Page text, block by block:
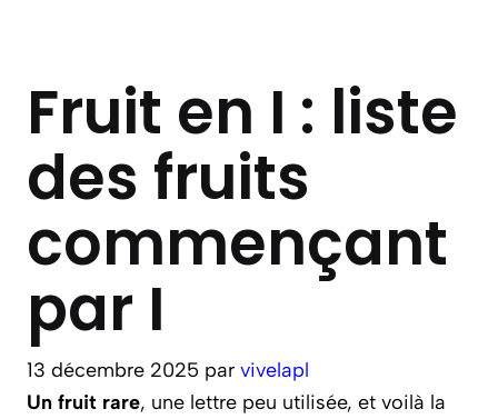
Fruit en I : liste
des fruits
commençant
par I
13 décembre 2025 par vivelapl
Un fruit rare, une lettre peu utilisée, et voilà la